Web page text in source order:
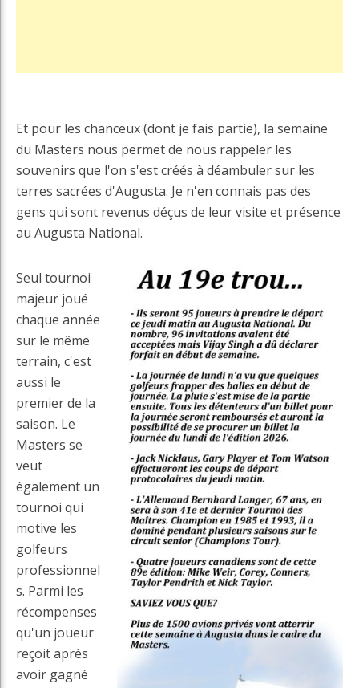
Et pour les chanceux (dont je fais partie), la semaine
du Masters nous permet de nous rappeler les
souvenirs que l'on s'est créés à déambuler sur les
terres sacrées d'Augusta. Je n'en connais pas des
gens qui sont revenus déçus de leur visite et présence
au Augusta National.
Seul tournoi
majeur joué
chaque année
sur le même
terrain, c'est
aussi le
premier de la
saison. Le
Masters se
veut
également un
tournoi qui
motive les
golfeurs
professionnel
s. Parmi les
récompenses
qu'un joueur
reçoit après
avoir gagné